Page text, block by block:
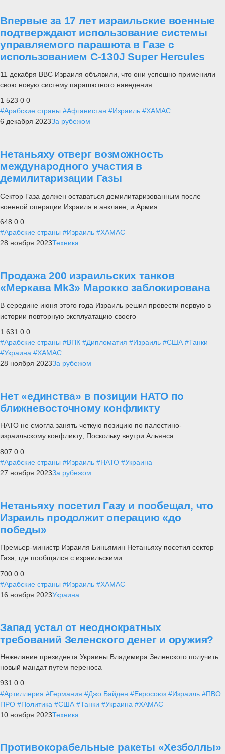
Впервые за 17 лет израильские военные
подтверждают использование системы
управляемого парашюта в Газе с
использованием C-130J Super Hercules
11 декабря ВВС Израиля объявили, что они успешно применили
свою новую систему парашютного наведения
1 523 0 0
#Арабские страны #Афганистан #Израиль #ХАМАС
6 декабря 2023За рубежом
Нетаньяху отверг возможность
международного участия в
демилитаризации Газы
Сектор Газа должен оставаться демилитаризованным после
военной операции Израиля в анклаве, и Армия
648 0 0
#Арабские страны #Израиль #ХАМАС
28 ноября 2023Техника
Продажа 200 израильских танков
«Меркава Mk3» Марокко заблокирована
В середине июня этого года Израиль решил провести первую в
истории повторную эксплуатацию своего
1 631 0 0
#Арабские страны #ВПК #Дипломатия #Израиль #США #Танки
#Украина #ХАМАС
28 ноября 2023За рубежом
Нет «единства» в позиции НАТО по
ближневосточному конфликту
НАТО не смогла занять четкую позицию по палестино-
израильскому конфликту; Поскольку внутри Альянса
807 0 0
#Арабские страны #Израиль #НАТО #Украина
27 ноября 2023За рубежом
Нетаньяху посетил Газу и пообещал, что
Израиль продолжит операцию «до
победы»
Премьер-министр Израиля Биньямин Нетаньяху посетил сектор
Газа, где пообщался с израильскими
700 0 0
#Арабские страны #Израиль #ХАМАС
16 ноября 2023Украина
Запад устал от неоднократных
требований Зеленского денег и оружия?
Нежелание президента Украины Владимира Зеленского получить
новый мандат путем переноса
931 0 0
#Артиллерия #Германия #Джо Байден #Евросоюз #Израиль #ПВО
ПРО #Политика #США #Танки #Украина #ХАМАС
10 ноября 2023Техника
Противокорабельные ракеты «Хезболлы»